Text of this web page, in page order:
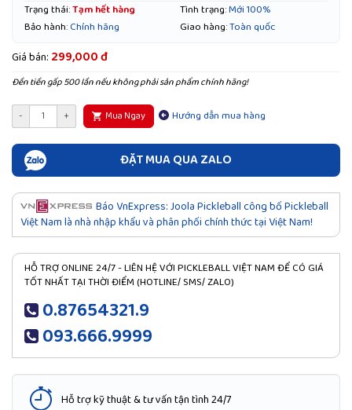
Trạng thái:Tạm hết hàng Tình trạng:Mới 100%
Bảo hành:Chính hãng Giao hàng:Toàn quốc
Giá bán: 299,000 đ
Đền tiền gấp 500 lần nếu không phải sản phẩm chính hãng!
- + Mua Ngay Hướng dẫn mua hàng
ĐẶT MUA QUA ZALO
Báo VnExpress: Joola Pickleball công bố Pickleball
Việt Nam là nhà nhập khẩu và phân phối chính thức tại Việt Nam!
HỖ TRỢ ONLINE 24/7 - LIÊN HỆ VỚI PICKLEBALL VIỆT NAM ĐỂ CÓ GIÁ
TỐT NHẤT TẠI THỜI ĐIỂM (HOTLINE/ SMS/ ZALO)
0.87654321.9
093.666.9999
Hỗ trợ kỹ thuật & tư vấn tận tình 24/7